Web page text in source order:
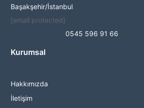
Başakşehir/İstanbul
[email protected]
0545 596 91 66
Kurumsal
Hakkımızda
İletişim